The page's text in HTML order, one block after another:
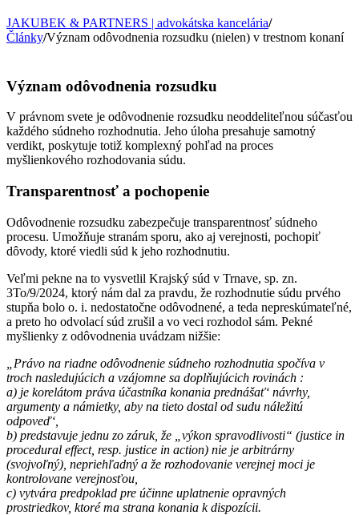
JAKUBEK & PARTNERS | advokátska kancelária/
Články/Význam odôvodnenia rozsudku (nielen) v trestnom konaní
Význam odôvodnenia rozsudku
V právnom svete je odôvodnenie rozsudku neoddeliteľnou súčasťou
každého súdneho rozhodnutia. Jeho úloha presahuje samotný
verdikt, poskytuje totiž komplexný pohľad na proces
myšlienkového rozhodovania súdu.
Transparentnosť a pochopenie
Odôvodnenie rozsudku zabezpečuje transparentnosť súdneho
procesu. Umožňuje stranám sporu, ako aj verejnosti, pochopiť
dôvody, ktoré viedli súd k jeho rozhodnutiu.
Veľmi pekne na to vysvetlil Krajský súd v Trnave, sp. zn.
3To/9/2024, ktorý nám dal za pravdu, že rozhodnutie súdu prvého
stupňa bolo o. i. nedostatočne odôvodnené, a teda nepreskúmateľné,
a preto ho odvolací súd zrušil a vo veci rozhodol sám. Pekné
myšlienky z odôvodnenia uvádzam nižšie:
„Právo na riadne odôvodnenie súdneho rozhodnutia spočíva v
troch nasledujúcich a vzájomne sa doplňujúcich rovinách :
a) je korelátom práva účastníka konania prednášať‘ návrhy,
argumenty a námietky, aby na tieto dostal od sudu náležitú
odpoveď‘,
b) predstavuje jednu zo záruk, že „výkon spravodlivosti“ (justice in
procedural effect, resp. justice in action) nie je arbitrárny
(svojvoľný), nepriehľadný a že rozhodovanie verejnej moci je
kontrolovane verejnosťou,
c) vytvára predpoklad pre účinne uplatnenie opravných
prostriedkov, ktoré ma strana konania k dispozícii.